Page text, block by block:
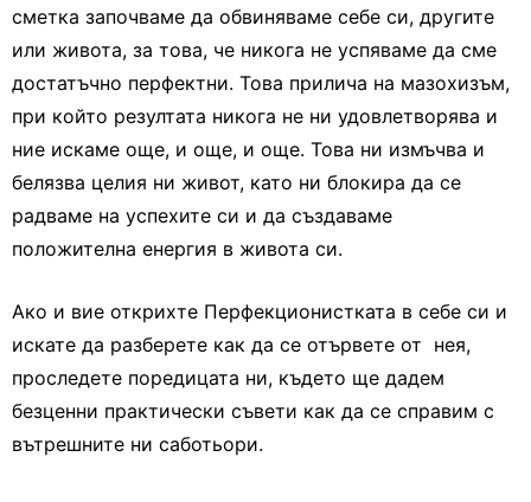
сметка започваме да обвиняваме себе си, другите
или живота, за това, че никога не успяваме да сме
достатъчно перфектни. Това прилича на мазохизъм,
при който резултата никога не ни удовлетворява и
ние искаме още, и още, и още. Това ни измъчва и
белязва целия ни живот, като ни блокира да се
радваме на успехите си и да създаваме
положителна енергия в живота си.
Ако и вие открихте Перфекционистката в себе си и
искате да разберете как да се отървете от нея,
проследете поредицата ни, където ще дадем
безценни практически съвети как да се справим с
вътрешните ни саботьори.